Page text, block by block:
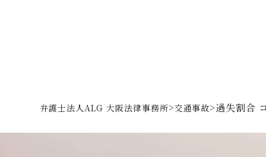
弁護士法人ALG 大阪法律事務所>交通事故>過失割合